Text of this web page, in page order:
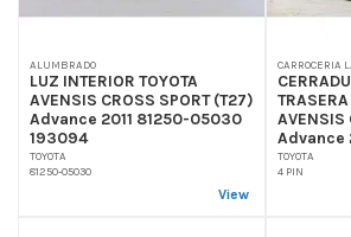
ALUMBRADO
LUZ INTERIOR TOYOTA
AVENSIS CROSS SPORT (T27)
Advance 2011 81250-05030
193094
TOYOTA
81250-05030
View
CARROCERIA
TRASERA
AVENSIS
Advance
TOYOTA
4 PIN